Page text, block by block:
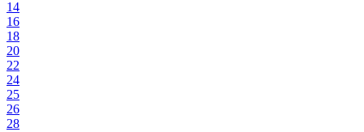
14
16
18
20
22
24
25
26
28